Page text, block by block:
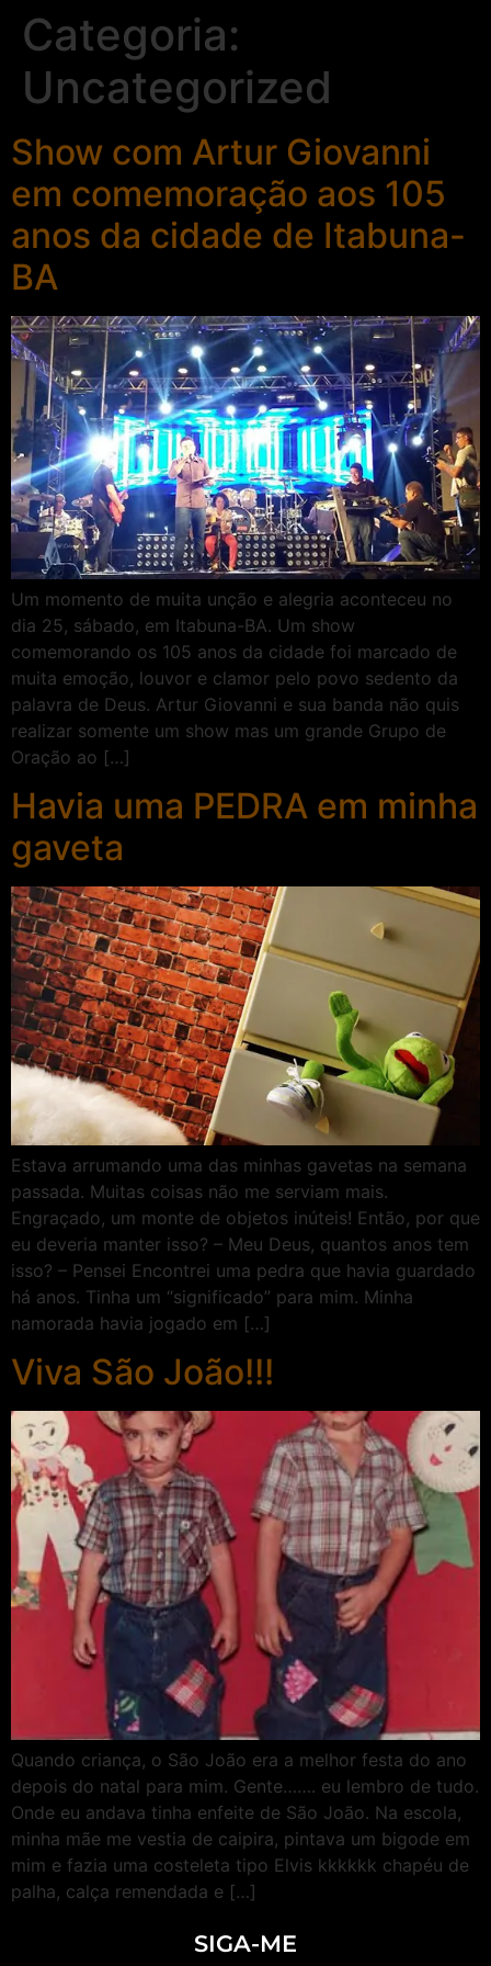
Categoria:
Uncategorized
Show com Artur Giovanni
em comemoração aos 105
anos da cidade de Itabuna-
BA
Um momento de muita unção e alegria aconteceu no
dia 25, sábado, em Itabuna-BA. Um show
comemorando os 105 anos da cidade foi marcado de
muita emoção, louvor e clamor pelo povo sedento da
palavra de Deus. Artur Giovanni e sua banda não quis
realizar somente um show mas um grande Grupo de
Oração ao […]
Havia uma PEDRA em minha
gaveta
Estava arrumando uma das minhas gavetas na semana
passada. Muitas coisas não me serviam mais.
Engraçado, um monte de objetos inúteis! Então, por que
eu deveria manter isso? – Meu Deus, quantos anos tem
isso? – Pensei Encontrei uma pedra que havia guardado
há anos. Tinha um “significado” para mim. Minha
namorada havia jogado em […]
Viva São João!!!
Quando criança, o São João era a melhor festa do ano
depois do natal para mim. Gente……. eu lembro de tudo.
Onde eu andava tinha enfeite de São João. Na escola,
minha mãe me vestia de caipira, pintava um bigode em
mim e fazia uma costeleta tipo Elvis kkkkkk chapéu de
palha, calça remendada e […]
SIGA-ME